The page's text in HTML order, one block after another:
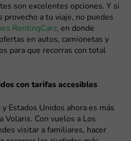
son excelentes opciones. Y si
provecho a tu viaje, no puedes
RentingCarz, en donde
en autos, camionetas y
para que recorras con total
con tarifas accesibles
Estados Unidos ahora es más
Volaris. Con vuelos a Los
visitar a familiares, hacer